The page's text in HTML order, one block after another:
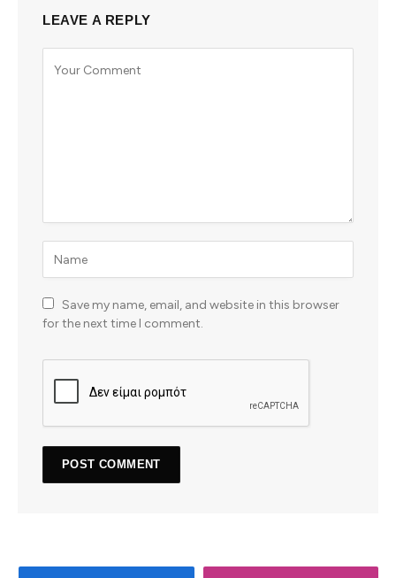
LEAVE A REPLY
Save my name, email, and website in this browser
for the next time I comment.